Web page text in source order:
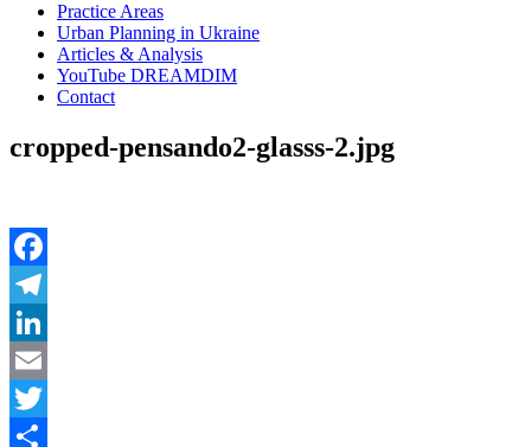
Practice Areas
Urban Planning in Ukraine
Articles & Analysis
YouTube DREAMDIM
Contact
cropped-pensando2-glasss-2.jpg
Facebook
Telegram
LinkedIn
Email
Twitter